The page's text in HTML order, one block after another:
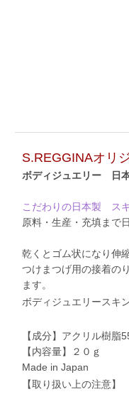
S.REGGINAオリ
ボディジュエリー 日
こだわりの日本製 ス
原料・生産・充填まで
乾くとゴム状になり伸
つけまつげ用の接着の
ます。
ボディジュエリースキ
【成分】アクリル樹
【内容量】２０ｇ
Made in Japan
【取り扱い上の注意】